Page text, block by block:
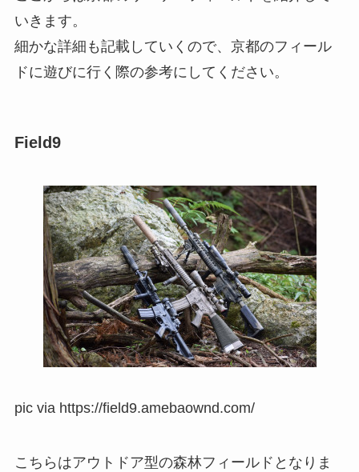
いきます。
細かな詳細も記載していくので、京都のフィール
ドに遊びに行く際の参考にしてください。
Field9
pic via https://field9.amebaownd.com/
こちらはアウトドア型の森林フィールドとなりま